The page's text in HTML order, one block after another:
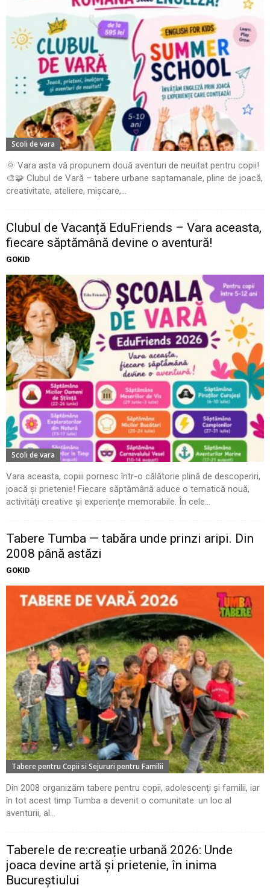
Scoli de vara
🌞 Vara asta vă propunem două aventuri de neuitat pentru copii!
🎨🧩 Clubul de Vară – tabere urbane saptamanale, pline de joacă,
creativitate, ateliere, mișcare,...
Clubul de Vacanță EduFriends – Vara aceasta,
fiecare săptămână devine o aventură!
GOKID
Scoli de vara
Vara aceasta, copiii pornesc într-o călătorie plină de descoperiri,
joacă și prietenie! Fiecare săptămână aduce o tematică nouă,
activități creative și experiențe memorabile. În cele...
Tabere Tumba — tabăra unde prinzi aripi. Din
2008 până astăzi
GOKID
Tabere pentru Copii si Sejururi pentru Familii
Din 2008 organizăm tabere pentru copii, adolescenți și familii, iar
în tot acest timp Tumba a devenit o comunitate: un loc al
aventurii, al...
Taberele de re:creație urbană 2026: Unde
joaca devine artă și prietenie, în inima
Bucureștiului